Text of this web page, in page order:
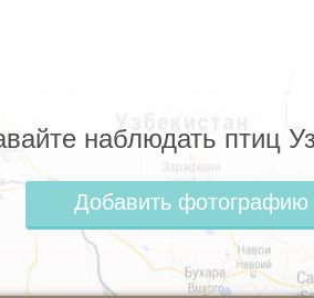
наблюдать птиц
Добавить фотографию